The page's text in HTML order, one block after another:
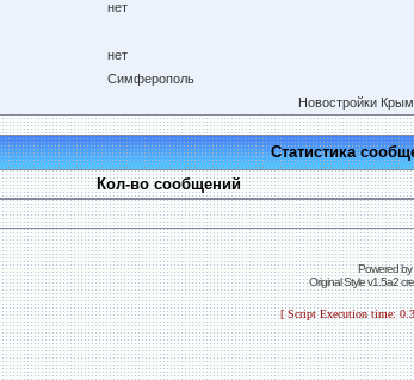
нет
нет
Симферополь
Новостройки
Статистика
Кол-во сообщений
Powered by
Original Style v1.5a2
[ Script Execution time: